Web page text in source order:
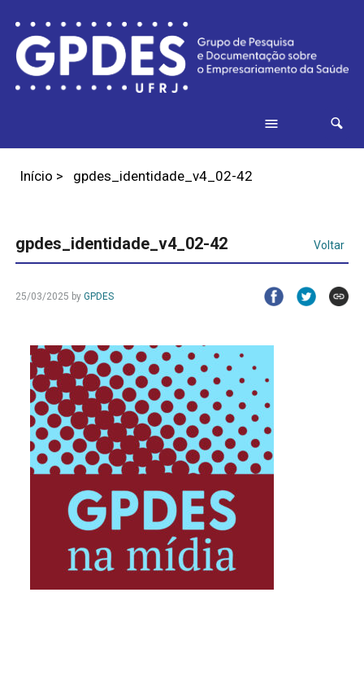
Início > gpdes_identidade_v4_02-42
gpdes_identidade_v4_02-42 Voltar
25/03/2025 by GPDES